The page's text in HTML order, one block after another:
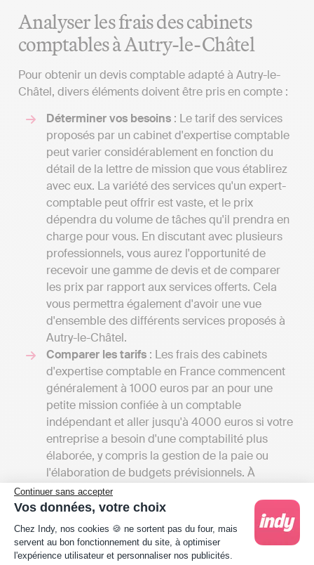
Continuer sans accepter
Vos données, votre choix
Plateforme de Gestion du Consentement :
Chez Indy, nos cookies 🍪 ne sortent pas du four, mais
servent au bon fonctionnement du site, à optimiser
l'expérience utilisateur et personnaliser nos publicités.
Analyser les frais des cabinets
comptables à Autry-le-Châtel
Pour obtenir un devis comptable adapté à Autry-le-
Châtel, divers éléments doivent être pris en compte :
Déterminer vos besoins : Le tarif des services
proposés par un cabinet d'expertise comptable
peut varier considérablement en fonction du
détail de la lettre de mission que vous établirez
avec eux. La variété des services qu'un expert-
comptable peut offrir est vaste, et le prix
dépendra du volume de tâches qu'il prendra en
charge pour vous. En discutant avec plusieurs
professionnels, vous aurez l'opportunité de
recevoir une gamme de devis et de comparer
les prix par rapport aux services offerts. Cela
vous permettra également d'avoir une vue
d'ensemble des différents services proposés à
Autry-le-Châtel.
Comparer les tarifs : Les frais des cabinets
d'expertise comptable en France commencent
généralement à 1000 euros par an pour une
petite mission confiée à un comptable
indépendant et aller jusqu'à 4000 euros si votre
entreprise a besoin d'une comptabilité plus
élaborée, y compris la gestion de la paie ou
l'élaboration de budgets prévisionnels. À
l'inverse, une solution de comptabilité en ligne
comme Indy coûte entre 240 € et 588 € / an HT
selon l'entreprise car les services proposés sont
différents. Indy assiste ses clients pour gérer
leur comptabilité et la transmission des